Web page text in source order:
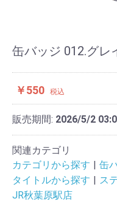
缶バッジ 012.グレ
￥550 税込
販売期間: 2026/5/2
関連カテゴリ
カテゴリから探す
缶
タイトルから探す
ス
JR秋葉原駅店